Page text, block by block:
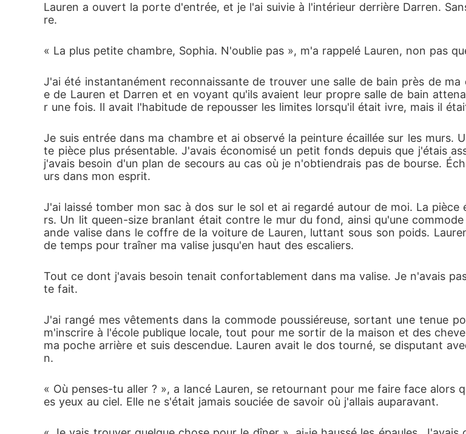
Lauren a ouvert la porte d'entrée, et je l'ai suivie à l'intérieur derrière Darren.
re.
« La plus petite chambre, Sophia. N'oublie pas », m'a rappelé Lauren, non pas
J'ai été instantanément reconnaissante de trouver une salle de bain près de
e de Lauren et Darren et en voyant qu'ils avaient leur propre salle de bain
r une fois. Il avait l'habitude de repousser les limites lorsqu'il était ivre, mais il
Je suis entrée dans ma chambre et ai observé la peinture écaillée sur les murs.
te pièce plus présentable. J'avais économisé un petit fonds depuis que j'étais
j'avais besoin d'un plan de secours au cas où je n'obtiendrais pas de bourse.
urs dans mon esprit.
J'ai laissé tomber mon sac à dos sur le sol et ai regardé autour de moi. La
rs. Un lit queen-size branlant était contre le mur du fond, ainsi qu'une
ande valise dans le coffre de la voiture de Lauren, luttant sous son poids.
de temps pour traîner ma valise jusqu'en haut des escaliers.
Tout ce dont j'avais besoin tenait confortablement dans ma valise. Je n'avais
te fait.
J'ai rangé mes vêtements dans la commode poussiéreuse, sortant une tenue
m'inscrire à l'école publique locale, tout pour me sortir de la maison et des
ma poche arrière et suis descendue. Lauren avait le dos tourné, se disputant
n.
« Où penses-tu aller ? », a lancé Lauren, se retournant pour me faire face alors
es yeux au ciel. Elle ne s'était jamais souciée de savoir où j'allais auparavant.